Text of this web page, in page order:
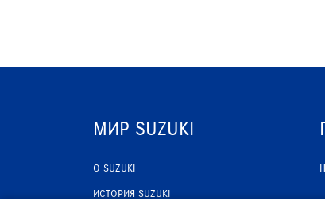
МИР SUZUKI
О SUZUKI
ИСТОРИЯ SUZUKI